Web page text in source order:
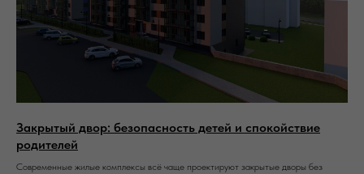
Закрытый двор: безопасность детей и спокойствие
родителей
Современные жилые комплексы всё чаще проектируют закрытые дворы без